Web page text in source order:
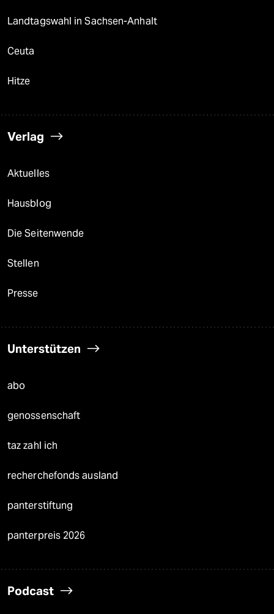
Landtagswahl in Sachsen-Anhalt
Ceuta
Hitze
Verlag
Aktuelles
Hausblog
Die Seitenwende
Stellen
Presse
Unterstützen
abo
genossenschaft
taz zahl ich
recherchefonds ausland
panterstiftung
panterpreis 2026
Podcast